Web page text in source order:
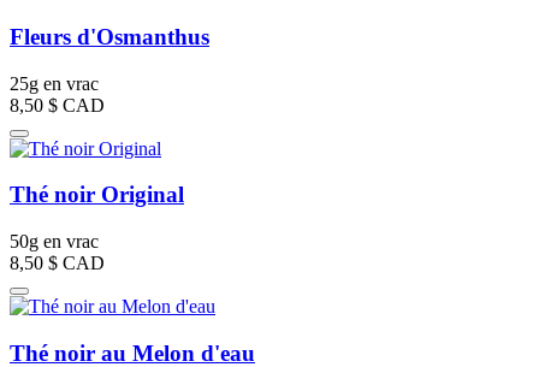
Fleurs d'Osmanthus
25g en vrac
8,50 $ CAD
Thé noir Original
50g en vrac
8,50 $ CAD
Thé noir au Melon d'eau